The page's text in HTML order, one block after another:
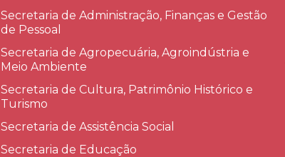
Secretaria de Administração, Finanças e Gestão
de Pessoal
Secretaria de Agropecuária, Agroindústria e
Meio Ambiente
Secretaria de Cultura, Patrimônio Histórico e
Turismo
Secretaria de Assistência Social
Secretaria de Educação